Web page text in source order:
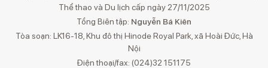
Thể thao và Du lịch cấp ngày 27/11/2025
Tổng Biên tập: Nguyễn Bá Kiên
Tòa soạn: LK16-18, Khu đô thị Hinode Royal Park, xã Hoài Đức, Hà
Nội
Điện thoại/fax: (024)32 151175